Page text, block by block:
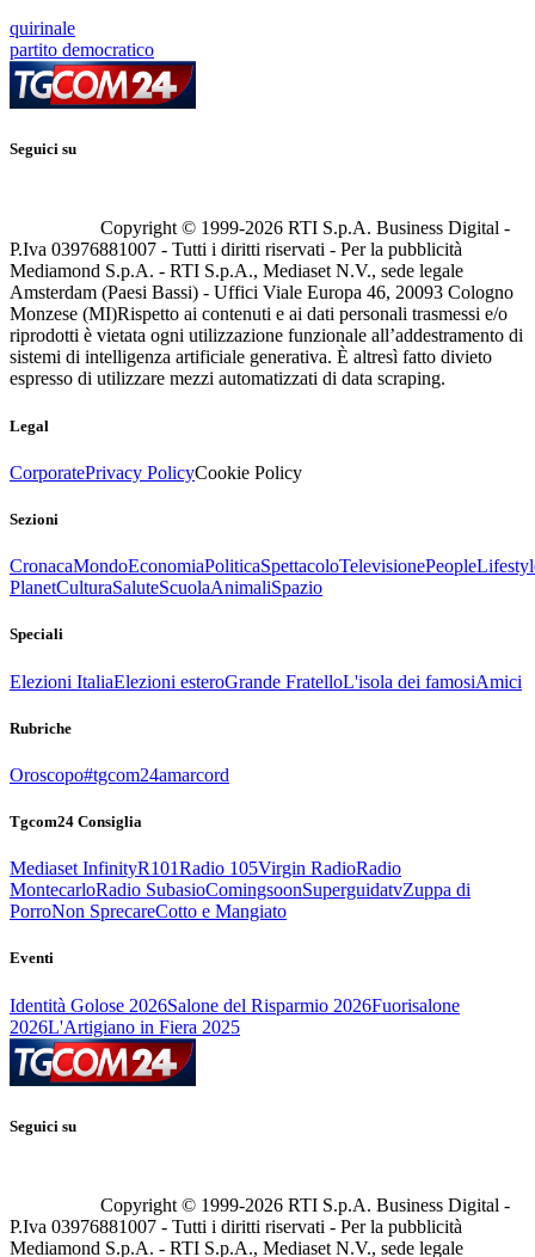
quirinale
partito democratico
Seguici su
Copyright © 1999-2026 RTI S.p.A. Business Digital -
P.Iva 03976881007 - Tutti i diritti riservati - Per la pubblicità
Mediamond S.p.A. - RTI S.p.A., Mediaset N.V., sede legale
Amsterdam (Paesi Bassi) - Uffici Viale Europa 46, 20093 Cologno
Monzese (MI)Rispetto ai contenuti e ai dati personali trasmessi e/o
riprodotti è vietata ogni utilizzazione funzionale all’addestramento di
sistemi di intelligenza artificiale generativa. È altresì fatto divieto
espresso di utilizzare mezzi automatizzati di data scraping.
Legal
CorporatePrivacy PolicyCookie Policy
Sezioni
CronacaMondoEconomiaPoliticaSpettacoloTelevisionePeople
PlanetCulturaSaluteScuolaAnimaliSpazio
Speciali
Elezioni ItaliaElezioni esteroGrande FratelloL'isola dei famosiAmici
Rubriche
Oroscopo#tgcom24amarcord
Tgcom24 Consiglia
Mediaset InfinityR101Radio 105Virgin RadioRadio
MontecarloRadio SubasioComingsoonSuperguidatvZuppa di
PorroNon SprecareCotto e Mangiato
Eventi
Identità Golose 2026Salone del Risparmio 2026Fuorisalone
2026L'Artigiano in Fiera 2025
Seguici su
Copyright © 1999-2026 RTI S.p.A. Business Digital -
P.Iva 03976881007 - Tutti i diritti riservati - Per la pubblicità
Mediamond S.p.A. - RTI S.p.A., Mediaset N.V., sede legale